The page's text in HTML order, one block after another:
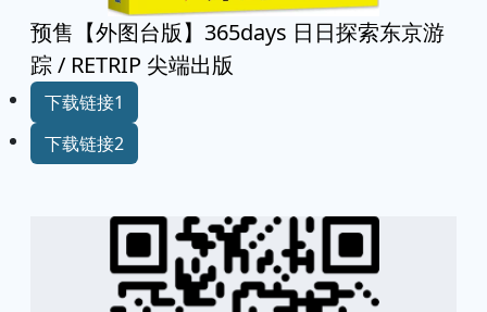
预售【外图台版】365days 日日探索东京游
踪 / RETRIP 尖端出版
下载链接1
下载链接2